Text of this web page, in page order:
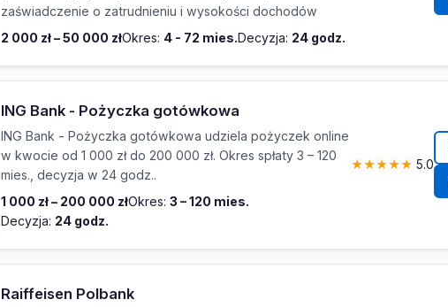
zaświadczenie o zatrudnieniu i wysokości dochodów
2 000 zł – 50 000 złOkres: 4 - 72 mies.Decyzja: 24 godz.
ING Bank - Pożyczka gotówkowa
ING Bank - Pożyczka gotówkowa udziela pożyczek online
w kwocie od 1 000 zł do 200 000 zł. Okres spłaty 3 – 120
mies., decyzja w 24 godz..
1 000 zł – 200 000 złOkres: 3 – 120 mies.
Decyzja: 24 godz.
★★★★★ 5.0
Raiffeisen Polbank